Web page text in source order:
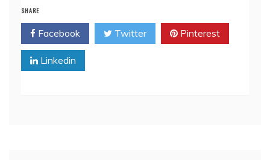
SHARE
Facebook Twitter Pinterest
Linkedin